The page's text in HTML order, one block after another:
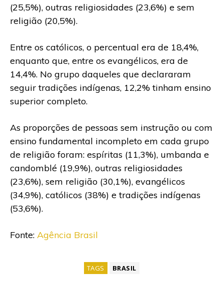
(25,5%), outras religiosidades (23,6%) e sem
religião (20,5%).
Entre os católicos, o percentual era de 18,4%,
enquanto que, entre os evangélicos, era de
14,4%. No grupo daqueles que declararam
seguir tradições indígenas, 12,2% tinham ensino
superior completo.
As proporções de pessoas sem instrução ou com
ensino fundamental incompleto em cada grupo
de religião foram: espíritas (11,3%), umbanda e
candomblé (19,9%), outras religiosidades
(23,6%), sem religião (30,1%), evangélicos
(34,9%), católicos (38%) e tradições indígenas
(53,6%).
Fonte: Agência Brasil
TAGS BRASIL